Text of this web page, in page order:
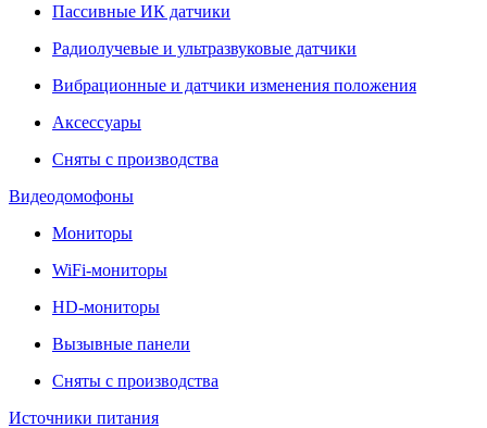
Пассивные ИК датчики
Радиолучевые и ультразвуковые датчики
Вибрационные и датчики изменения положения
Аксессуары
Сняты с производства
Видеодомофоны
Мониторы
WiFi-мониторы
HD-мониторы
Вызывные панели
Сняты с производства
Источники питания